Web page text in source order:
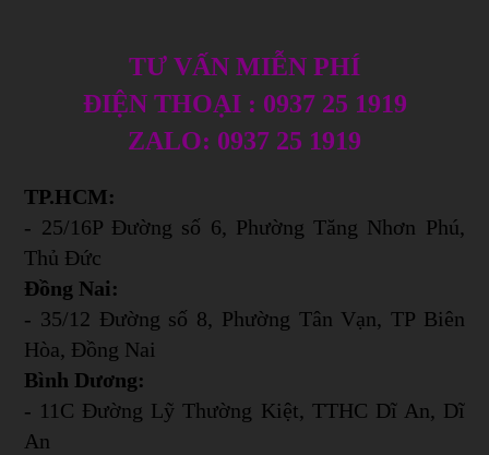
TƯ VẤN MIỄN PHÍ
ĐIỆN THOẠI : 0937 25 1919
ZALO: 0937 25 1919
TP.HCM:
- 25/16P Đường số 6, Phường Tăng Nhơn Phú,
Thủ Đức
Đồng Nai:
- 35/12 Đường số 8, Phường Tân Vạn, TP Biên
Hòa, Đồng Nai
Bình Dương:
- 11C Đường Lỹ Thường Kiệt, TTHC Dĩ An, Dĩ
An